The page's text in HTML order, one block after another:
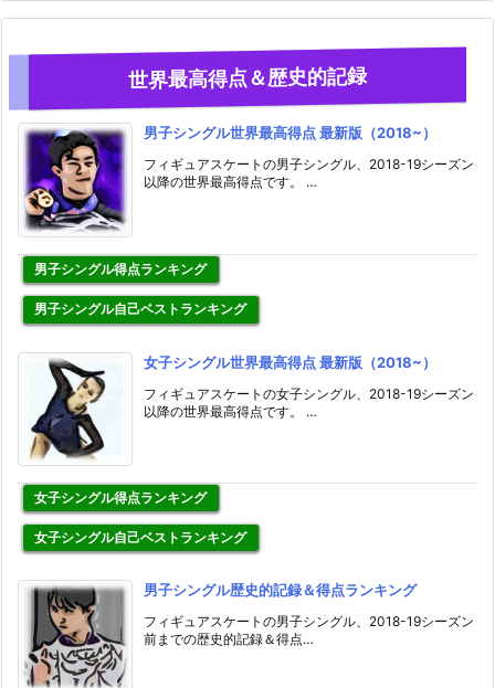
世界最高得点＆歴史的記録
男子シングル世界最高得点 最新版（2018~）
フィギュアスケートの男子シングル、2018-19シーズン
以降の世界最高得点です。 …
男子シングル得点ランキング
男子シングル自己ベストランキング
女子シングル世界最高得点 最新版（2018~）
フィギュアスケートの女子シングル、2018-19シーズン
以降の世界最高得点です。 …
女子シングル得点ランキング
女子シングル自己ベストランキング
男子シングル歴史的記録＆得点ランキング
フィギュアスケートの男子シングル、2018-19シーズン
前までの歴史的記録＆得点…